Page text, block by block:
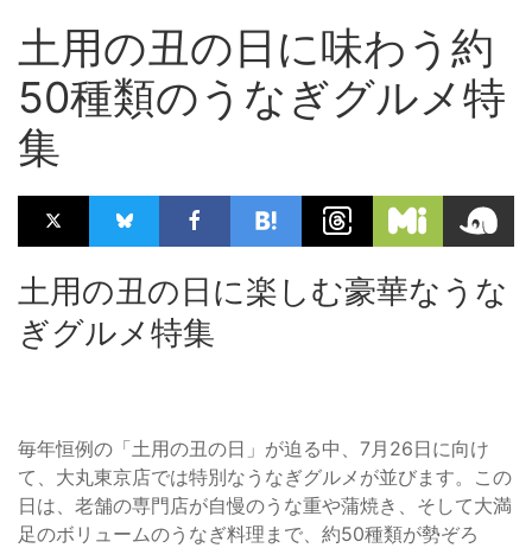
土用の丑の日に味わう約
50種類のうなぎグルメ特
集
土用の丑の日に楽しむ豪華なうな
ぎグルメ特集
毎年恒例の「土用の丑の日」が迫る中、7月26日に向け
て、大丸東京店では特別なうなぎグルメが並びます。この
日は、老舗の専門店が自慢のうな重や蒲焼き、そして大満
足のボリュームのうなぎ料理まで、約50種類が勢ぞろ